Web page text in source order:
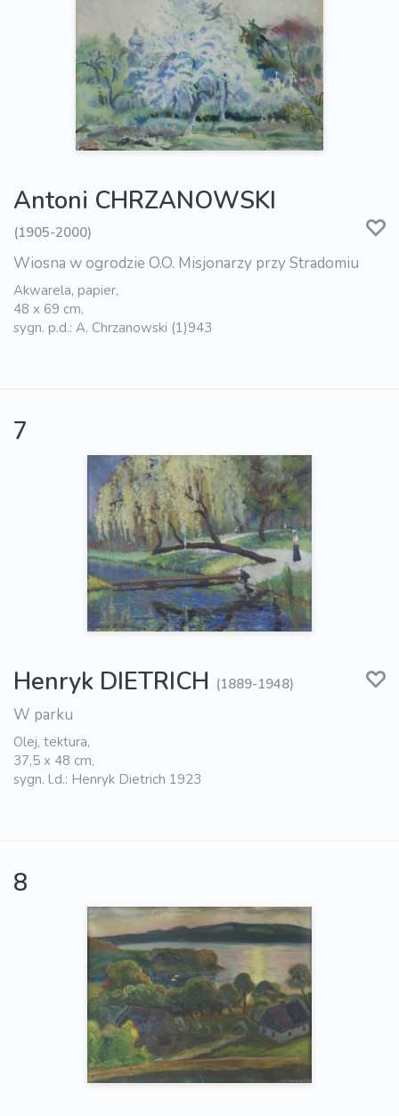
Antoni CHRZANOWSKI
(1905-2000)
Wiosna w ogrodzie O.O. Misjonarzy przy Stradomiu
Akwarela, papier,
48 x 69 cm,
sygn. p.d.: A. Chrzanowski (1)943
7
Henryk DIETRICH (1889-1948)
W parku
Olej, tektura,
37,5 x 48 cm,
sygn. l.d.: Henryk Dietrich 1923
8